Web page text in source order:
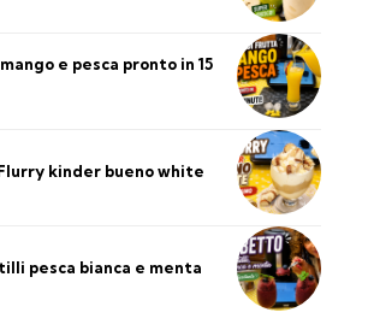
e pesca pronto in 15
kinder bueno white
pesca bianca e menta